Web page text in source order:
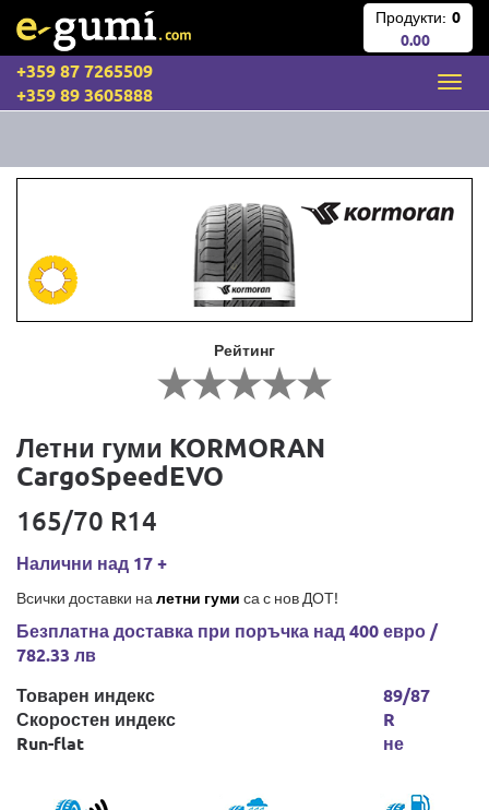
Продукти: 0
0.00
+359 87 7265509
+359 89 3605888
Рейтинг
Летни гуми KORMORAN
CargoSpeedEVO
165/70 R14
Налични над 17 +
Всички доставки на летни гуми са с нов ДОТ!
Безплатна доставка при поръчка над 400 евро /
782.33 лв
Товарен индекс
Скоростен индекс
Run-flat
89/87
R
не